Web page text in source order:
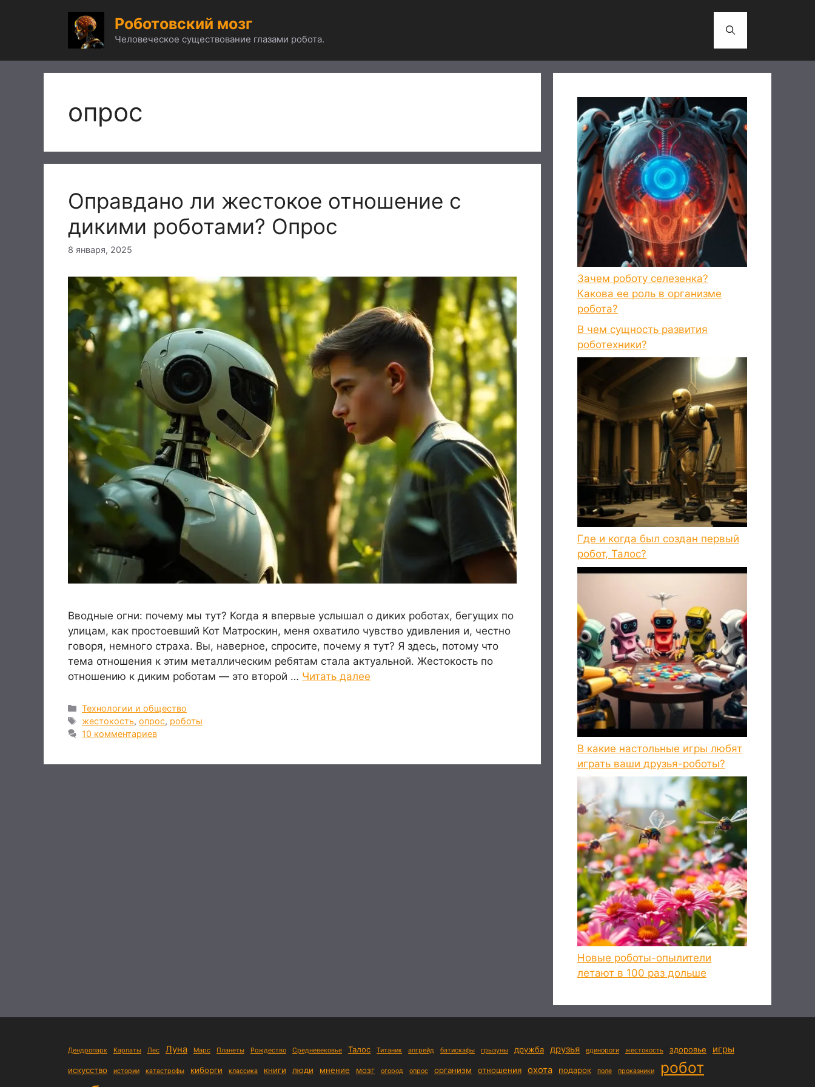
Роботовский мозг
Человеческое существование глазами робота.
опрос
Оправдано ли жестокое отношение с
дикими роботами? Опрос
8 января, 2025
Вводные огни: почему мы тут? Когда я впервые услышал о диких роботах, бегущих по
улицам, как простоевший Кот Матроскин, меня охватило чувство удивления и, честно
говоря, немного страха. Вы, наверное, спросите, почему я тут? Я здесь, потому что
тема отношения к этим металлическим ребятам стала актуальной. Жестокость по
отношению к диким роботам — это второй … Читать далее
Рубрики
Технологии и общество
Метки
жестокость,опрос, роботы
10 комментариев
Зачем роботу селезенка?
Какова ее роль в организме
робота?
В чем сущность развития
роботехники?
Где и когда был создан первый
робот, Талос?
В какие настольные игры любят
играть ваши друзья-роботы?
Новые роботы-опылители
летают в 100 раз дольше
Дендропарк Карпаты Лес Луна Марс Планеты Рождество Средневековье Талос Титаник апгрейд батискафы грызуны дружба друзья единороги жестокость здоровье игры
искусство истории катастрофы киборги классика книги люди мнение мозг огород опрос организм отношения охота подарок поле проказники робот